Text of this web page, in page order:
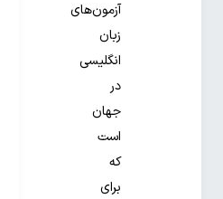
آزمون‌های
زبان
انگلیسی
در
جهان
است
که
برای